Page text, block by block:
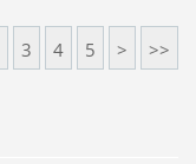
3 4 5 > >>